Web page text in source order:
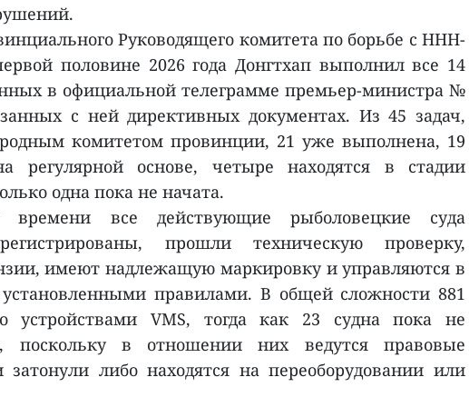
Руководящего комитета по борьбе с ННН-
половине 2026 года Донгтхап выполнил все 14
в официальной телеграмме премьер-министра №
с ней директивных документах. Из 45 задач,
комитетом провинции, 21 уже выполнена, 19
регулярной основе, четыре находятся в стадии
одна пока не начата.
времени все действующие рыболовецкие суда
прошли техническую проверку,
имеют надлежащую маркировку и управляются в
установленными правилами. В общей сложности 881
устройствами VMS, тогда как 23 судна пока не
поскольку в отношении них ведутся правовые
либо находятся на переоборудовании или